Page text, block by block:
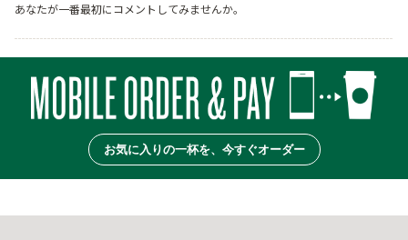
あなたが一番最初にコメントしてみませんか。
お気に入りの一杯を、今すぐオーダー